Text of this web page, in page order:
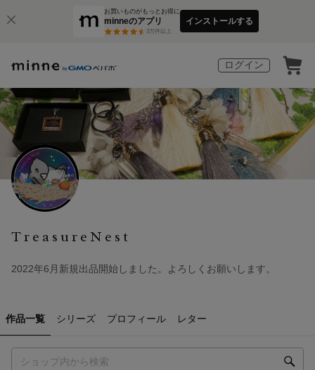
お買いものがもっとお得に
minneのアプリ
3万件以上
インストールする
ログイン
TreasureNest
2022年6月新規出品開始しました。よろしくお願いします。
作品一覧 シリーズ プロフィール レター